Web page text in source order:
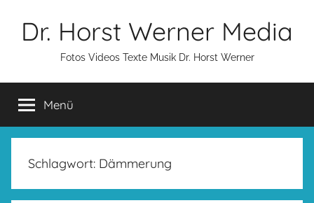
InhaltDr. Horst Werner Media
Fotos Videos Texte Musik Dr. Horst Werner
Menü
Schlagwort: Dämmerung